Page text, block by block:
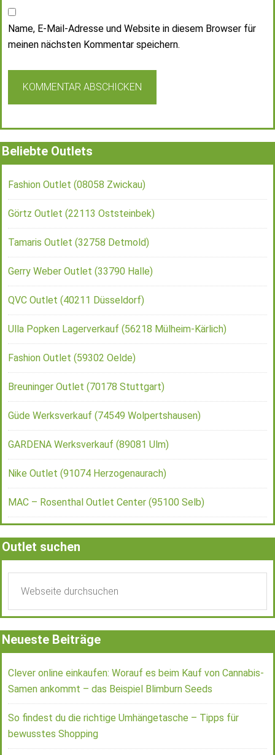
Name, E-Mail-Adresse und Website in diesem Browser für
meinen nächsten Kommentar speichern.
Beliebte Outlets
Fashion Outlet (08058 Zwickau)
Görtz Outlet (22113 Oststeinbek)
Tamaris Outlet (32758 Detmold)
Gerry Weber Outlet (33790 Halle)
QVC Outlet (40211 Düsseldorf)
Ulla Popken Lagerverkauf (56218 Mülheim-Kärlich)
Fashion Outlet (59302 Oelde)
Breuninger Outlet (70178 Stuttgart)
Güde Werksverkauf (74549 Wolpertshausen)
GARDENA Werksverkauf (89081 Ulm)
Nike Outlet (91074 Herzogenaurach)
MAC – Rosenthal Outlet Center (95100 Selb)
Outlet suchen
Neueste Beiträge
Clever online einkaufen: Worauf es beim Kauf von Cannabis-
Samen ankommt – das Beispiel Blimburn Seeds
So findest du die richtige Umhängetasche – Tipps für
bewusstes Shopping